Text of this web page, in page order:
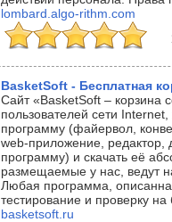
lombard.algo-rithm.com
BasketSoft - Бесплатная
Сайт «BasketSoft – корзина
пользователей сети
программу (файервол,
web-приложение, редактор,
программу) и скачать её
размещаемые у нас, ведут
Любая программа,
тестирование и проверку на
basketsoft.ru